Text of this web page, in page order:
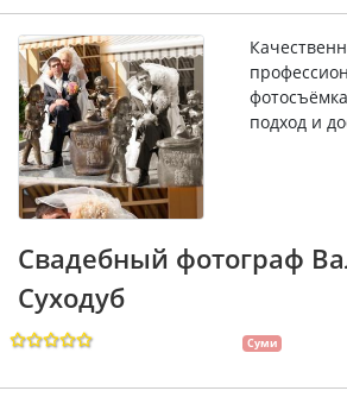
подход и
Свадебный фотограф
Суходуб
Суми